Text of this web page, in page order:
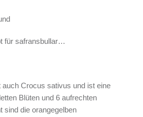
für safransbullar…
auch Crocus sativus und ist eine
Blüten und 6 aufrechten
sind die orangegelben